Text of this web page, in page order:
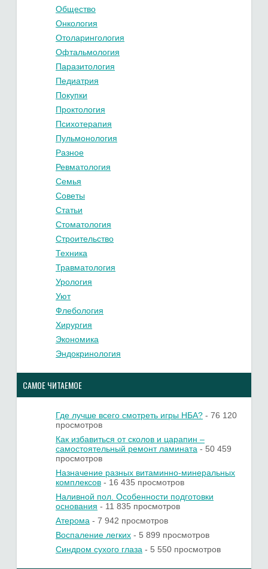
Общество
Онкология
Отоларингология
Офтальмология
Паразитология
Педиатрия
Покупки
Проктология
Психотерапия
Пульмонология
Разное
Ревматология
Семья
Советы
Статьи
Стоматология
Строительство
Техника
Травматология
Урология
Уют
Флебология
Хирургия
Экономика
Эндокринология
САМОЕ ЧИТАЕМОЕ
Где лучше всего смотреть игры НБА? - 76 120
просмотров
Как избавиться от сколов и царапин –
самостоятельный ремонт ламината - 50 459
просмотров
Назначение разных витаминно-минеральных
комплексов - 16 435 просмотров
Наливной пол. Особенности подготовки
основания - 11 835 просмотров
Атерома - 7 942 просмотров
Воспаление легких - 5 899 просмотров
Синдром сухого глаза - 5 550 просмотров